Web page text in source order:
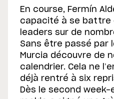
En course, Fermín
capacité à se battre
leaders sur de
Sans être passé par
Murcia découvre de
calendrier. Cela ne
déjà rentré à six
Dès le second